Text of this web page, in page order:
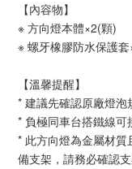
【內容物】
※ 方向燈本體×2(顆)
※ 螺牙橡膠防水保護
【溫馨提醒】
* 建議先確認原廠燈泡
* 負極同車台搭鐵線可
* 此方向燈為金屬材質
備支架，請務必確認